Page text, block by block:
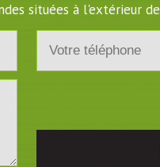
situées à l'extérieur